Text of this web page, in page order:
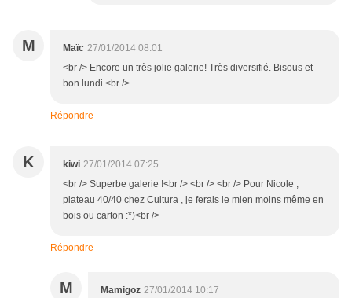
M Maïc 27/01/2014 08:01
<br /> Encore un très jolie galerie! Très diversifié. Bisous et
bon lundi.<br />
Répondre
K kiwi 27/01/2014 07:25
<br /> Superbe galerie !<br /> <br /> <br /> Pour Nicole ,
plateau 40/40 chez Cultura , je ferais le mien moins même en
bois ou carton :*)<br />
Répondre
M Mamigoz 27/01/2014 10:17